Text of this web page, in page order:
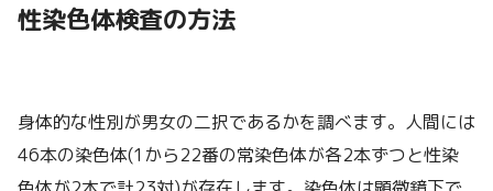
性染色体検査の方法
身体的な性別が男女の二択であるかを調べます。人間には
46本の染色体(1から22番の常染色体が各2本ずつと性染